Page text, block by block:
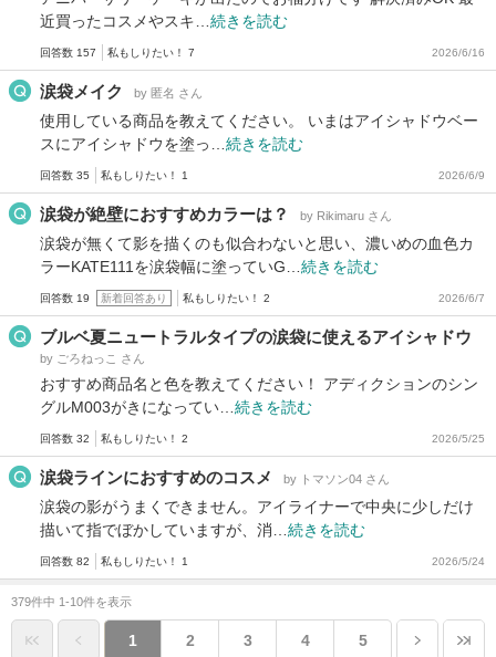
近買ったコスメやスキ… 続きを読む
回答数 157 私もしりたい！ 7 2026/6/16
涙袋メイク by 匿名 さん
使用している商品を教えてください。 いまはアイシャドウベー
スにアイシャドウを塗っ… 続きを読む
回答数 35 私もしりたい！ 1 2026/6/9
涙袋が絶壁におすすめカラーは？ by Rikimaru さん
涙袋が無くて影を描くのも似合わないと思い、濃いめの血色カ
ラーKATE111を涙袋幅に塗っていG… 続きを読む
回答数 19 新着回答あり 私もしりたい！ 2 2026/6/7
ブルベ夏ニュートラルタイプの涙袋に使えるアイシャドウ
by ごろねっこ さん
おすすめ商品名と色を教えてください！ アディクションのシン
グルM003がきになってい… 続きを読む
回答数 32 私もしりたい！ 2 2026/5/25
涙袋ラインにおすすめのコスメ by トマソン04 さん
涙袋の影がうまくできません。アイライナーで中央に少しだけ
描いて指でぼかしていますが、消… 続きを読む
回答数 82 私もしりたい！ 1 2026/5/24
379件中 1-10件を表示
1 2 3 4 5